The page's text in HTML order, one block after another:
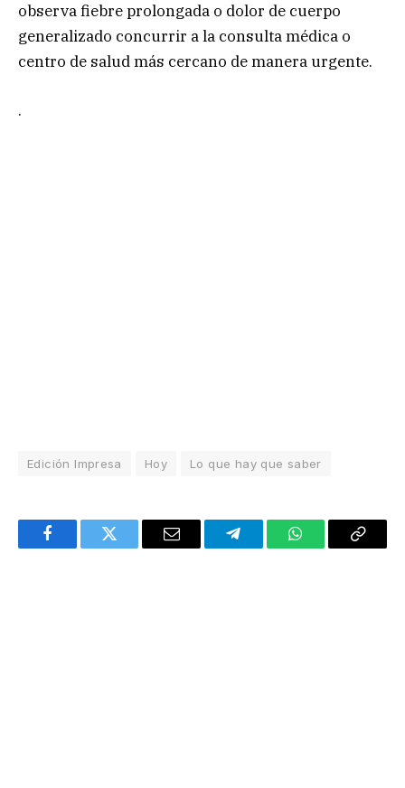
observa fiebre prolongada o dolor de cuerpo
generalizado concurrir a la consulta médica o
centro de salud más cercano de manera urgente.
.
Edición Impresa Hoy Lo que hay que saber
FacebookTwitter Email TelegramWhatsAppCopy